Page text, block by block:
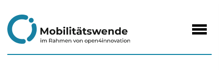
Inhalt